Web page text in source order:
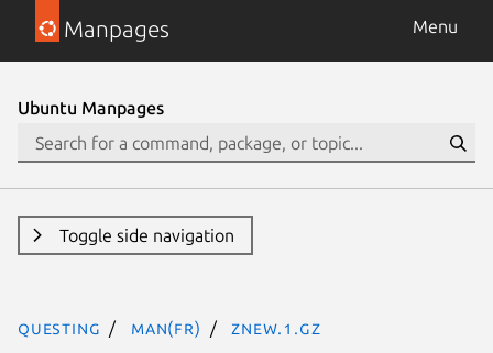
Manpages Menu
Ubuntu Manpages
Toggle side navigation
questing man(fr) znew.1.gz